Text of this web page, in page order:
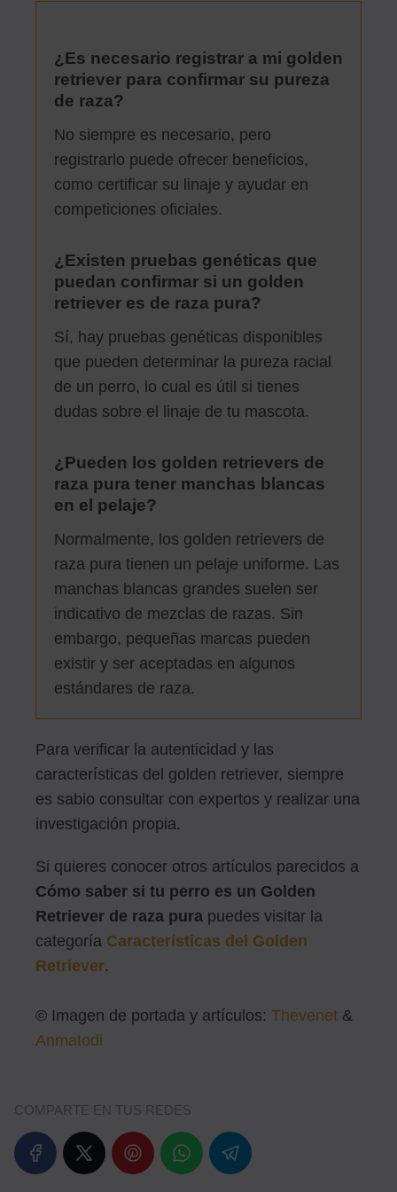
¿Es necesario registrar a mi golden
retriever para confirmar su pureza
de raza?
No siempre es necesario, pero
registrarlo puede ofrecer beneficios,
como certificar su linaje y ayudar en
competiciones oficiales.
¿Existen pruebas genéticas que
puedan confirmar si un golden
retriever es de raza pura?
Sí, hay pruebas genéticas disponibles
que pueden determinar la pureza racial
de un perro, lo cual es útil si tienes
dudas sobre el linaje de tu mascota.
¿Pueden los golden retrievers de
raza pura tener manchas blancas
en el pelaje?
Normalmente, los golden retrievers de
raza pura tienen un pelaje uniforme. Las
manchas blancas grandes suelen ser
indicativo de mezclas de razas. Sin
embargo, pequeñas marcas pueden
existir y ser aceptadas en algunos
estándares de raza.
Para verificar la autenticidad y las
características del golden retriever, siempre
es sabio consultar con expertos y realizar una
investigación propia.
Si quieres conocer otros artículos parecidos a
Cómo saber si tu perro es un Golden
Retriever de raza pura puedes visitar la
categoría Características del Golden
Retriever.
© Imagen de portada y artículos: Thevenet &
Anmatodi
COMPARTE EN TUS REDES